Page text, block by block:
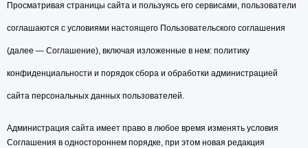
Просматривая страницы сайта и пользуясь его сервисами, пользователи
соглашаются с условиями настоящего Пользовательского соглашения
(далее — Соглашение), включая изложенные в нем: политику
конфиденциальности и порядок сбора и обработки администрацией
сайта персональных данных пользователей.
Администрация сайта имеет право в любое время изменять условия
Соглашения в одностороннем порядке, при этом новая редакция